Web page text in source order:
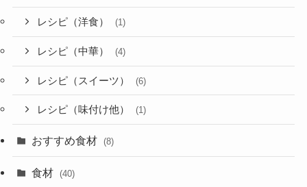
レシピ（洋食） (1)
レシピ（中華） (4)
レシピ（スイーツ） (6)
レシピ（味付け他） (1)
おすすめ食材 (8)
食材 (40)